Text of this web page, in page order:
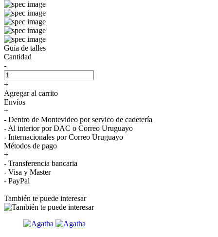
Guía de talles
Cantidad
-
+
Agregar al carrito
Envíos
+
- Dentro de Montevideo por servico de cadetería
- Al interior por DAC o Correo Uruguayo
- Internacionales por Correo Uruguayo
Métodos de pago
+
- Transferencia bancaria
- Visa y Master
- PayPal
También te puede interesar